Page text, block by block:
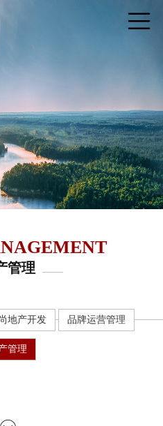
管理
地产开发 品牌运营管理
管理